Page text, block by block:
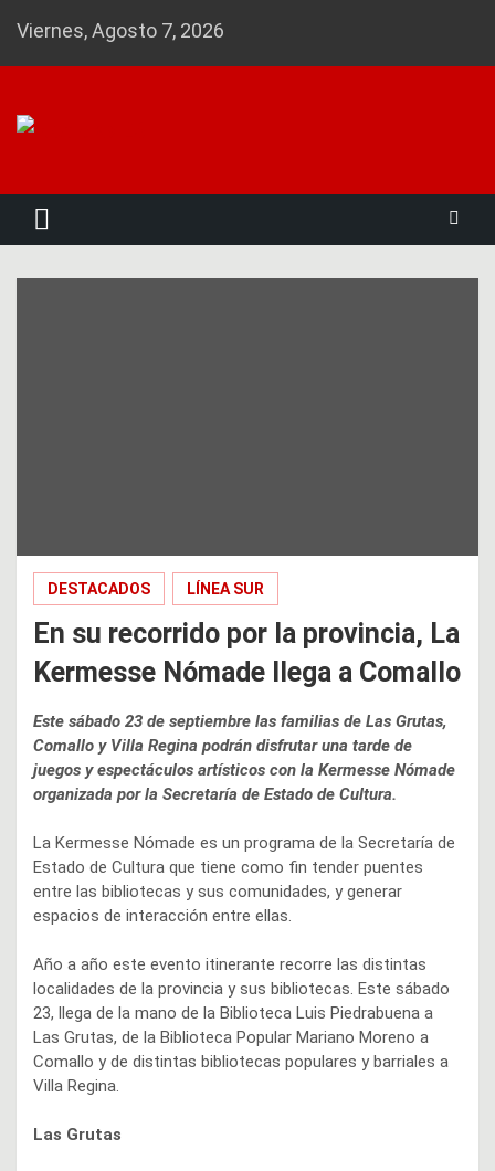
Viernes, Agosto 7, 2026
DESTACADOS LÍNEA SUR
En su recorrido por la provincia, La
Kermesse Nómade llega a Comallo
Este sábado 23 de septiembre las familias de Las Grutas,
Comallo y Villa Regina podrán disfrutar una tarde de
juegos y espectáculos artísticos con la Kermesse Nómade
organizada por la Secretaría de Estado de Cultura.
La Kermesse Nómade es un programa de la Secretaría de
Estado de Cultura que tiene como fin tender puentes
entre las bibliotecas y sus comunidades, y generar
espacios de interacción entre ellas.
Año a año este evento itinerante recorre las distintas
localidades de la provincia y sus bibliotecas. Este sábado
23, llega de la mano de la Biblioteca Luis Piedrabuena a
Las Grutas, de la Biblioteca Popular Mariano Moreno a
Comallo y de distintas bibliotecas populares y barriales a
Villa Regina.
Las Grutas